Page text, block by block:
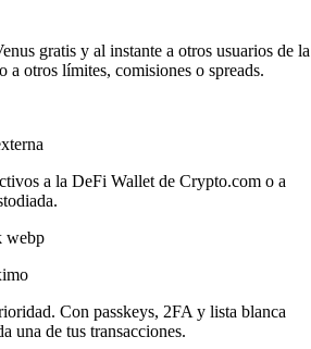
gratis y al instante a otros usuarios de la
a otros límites, comisiones o spreads.
a la DeFi Wallet de Crypto.com o a
Con passkeys, 2FA y lista blanca
una de tus transacciones.